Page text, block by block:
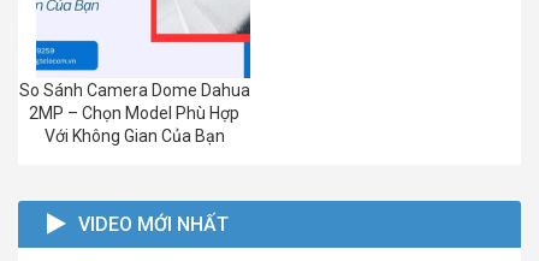
So Sánh Camera Dome Dahua
2MP – Chọn Model Phù Hợp
Với Không Gian Của Bạn
VIDEO MỚI NHẤT